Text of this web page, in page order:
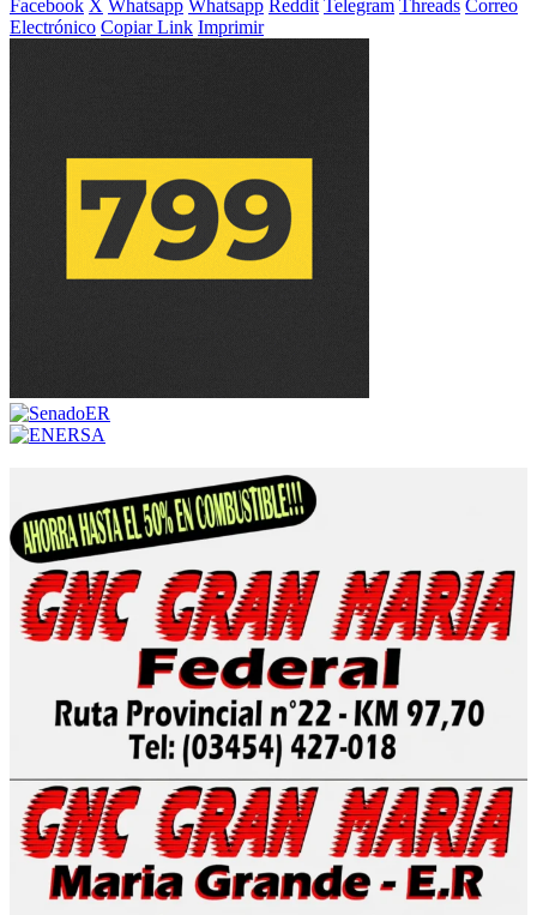
Facebook X Whatsapp Whatsapp Reddit Telegram Threads Correo
Electrónico Copiar Link Imprimir